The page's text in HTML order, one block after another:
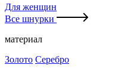
Для женщин
Все шнурки
материал
Золото Серебро